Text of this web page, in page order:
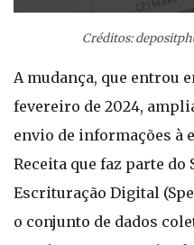
Créditos:
A mudança, que entrou
fevereiro de 2024,
envio de informações à
Receita que faz parte do
Escrituração Digital
o conjunto de dados